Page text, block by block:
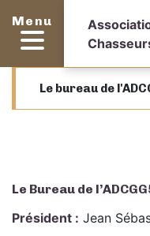
Menu
Le Bureau de
Président : Jean
Le bureau de